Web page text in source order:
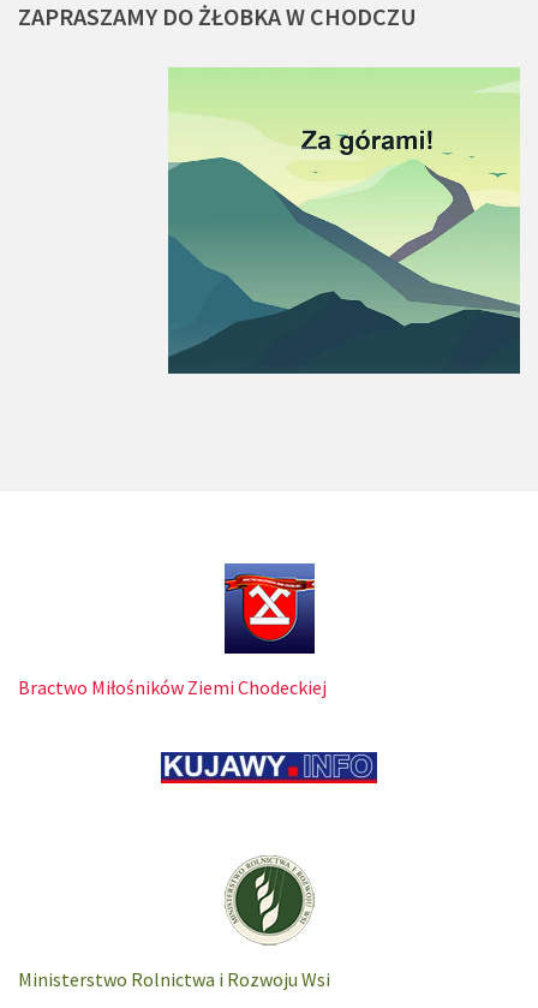
ZAPRASZAMY DOŻŁOBKAW CHODCZU
Bractwo Miłośników Ziemi Chodeckiej
Ministerstwo Rolnictwa i Rozwoju Wsi